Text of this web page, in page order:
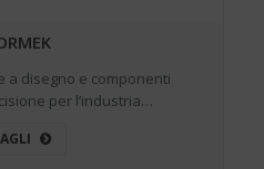
a disegno e componenti
per l’industria…